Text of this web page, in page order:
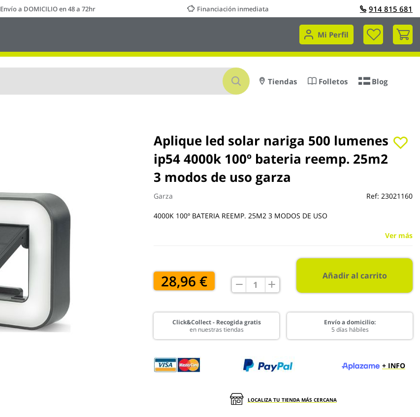
Envío a DOMICILIO en 48 a 72hr Financiación inmediata 914 815 681
Mi Perfil
Mi
Buscar
Tiendas Folletos Blog
Aplique led solar nariga 500 lumenes
ip54 4000k 100º bateria reemp. 25m2
3 modos de uso garza
Garza Ref: 23021160
4000K 100º BATERIA REEMP. 25M2 3 MODOS DE USO
Ver más
28,96 € Añadir al carrito
Click&Collect - Recogida gratis
en nuestras tiendas
Envío a domicilio:
5 días hábiles
+ INFO
LOCALIZA TU TIENDA MÁS CERCANA